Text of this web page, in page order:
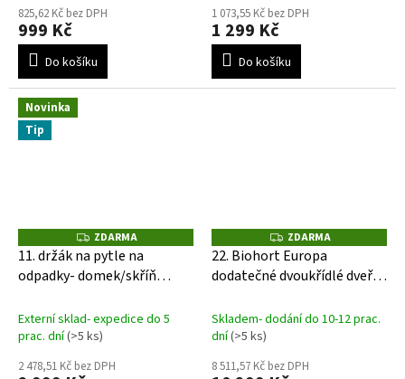
825,62 Kč bez DPH
999 Kč
Do košíku
1 073,55 Kč bez DPH
1 299 Kč
Do košíku
Novinka
Tip
Z
D
A
R
ZDARMA
11. držák na pytle na
odpadky- domek/skříň
Externí sklad- expedice do 5
prac. dní(>5 ks)
2 478,51 Kč bez DPH
Z
D
A
R
ZDARMA
22. Biohort Europa
dodatečné dvoukřídlé dveře-
Skladem- dodání do 10-12 prac.
dní(>5 ks)
8 511,57 Kč bez DPH